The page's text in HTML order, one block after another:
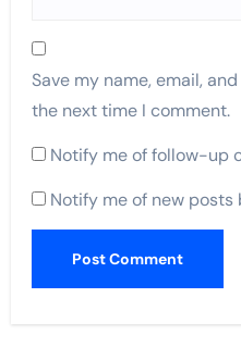
Save my name, email,
the next time I comment.
Notify me of follow-up
Notify me of new posts